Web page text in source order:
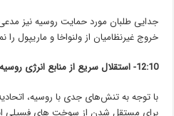
جدایی طلبان مورد حمایت روسیه نیز
خروج غیرنظامیان از ولنواخا و ماریپول را
12:10- استقلال سریع از منابع انرژی روسیه در دستورکار اروپا
با توجه به تنش‌های جدی با روسیه،
برای مستقل شدن از سوخت های فسیلی